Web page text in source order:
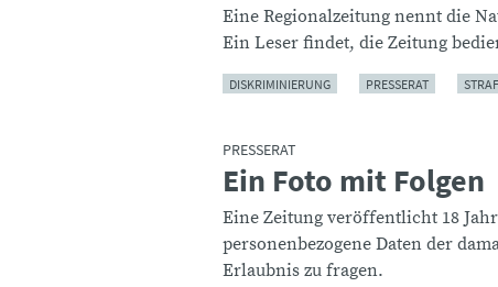
Eine Regionalzeitung nennt die
Ein Leser findet, die Zeitung
DISKRIMINIERUNG PRESSERAT
PRESSERAT
:Ein Foto mit Folgen
Eine Zeitung veröffentlicht 18
personenbezogene Daten der
Erlaubnis zu fragen.